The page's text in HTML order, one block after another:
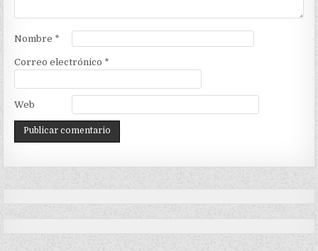
Nombre *
Correo electrónico *
Web